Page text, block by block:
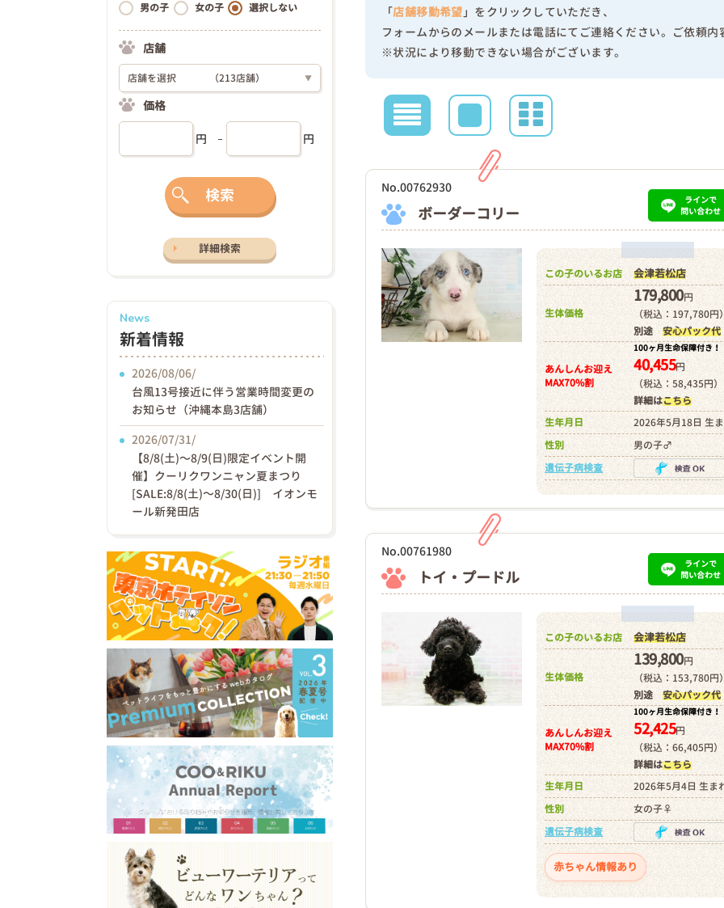
「店舗移動希望 」をクリックしていただき、
フォームからのメールまたは電話にてご連絡ください。ご依頼
※状況により移動できない場合がございます。
No.00762930
ボーダーコリー
ラインで
問い合わせ
この子のいるお店 会津若松店
生体価格
179,800円
（税込：197,780円
別途 安心パック代
あんしんお迎え
MAX70%割
100ヶ月生命保障付き！
40,455円
（税込：58,435円）
詳細はこちら
生年月日
2026年5月18日 生
性別
男の子♂
遺伝子病検査
No.00761980
トイ・プードル
ラインで
問い合わせ
この子のいるお店 会津若松店
生体価格
139,800円
（税込：153,780円
別途 安心パック代
あんしんお迎え
MAX70%割
100ヶ月生命保障付き！
52,425円
（税込：66,405円）
詳細はこちら
生年月日
2026年5月4日 生ま
性別
女の子♀
遺伝子病検査
赤ちゃん情報あり
男の子 女の子 選択しない
店舗
店舗を選択 （213店舗） ▼
価格
円 円
検索
詳細検索
News
新着情報
2026/08/06/
台風13号接近に伴う営業時間変更の
お知らせ（沖縄本島3店舗）
2026/07/31/
【8/8(土)〜8/9(日)限定イベント開
催】クーリクワンニャン夏まつり
[SALE:8/8(土)～8/30(日)] イオンモ
ール新発田店